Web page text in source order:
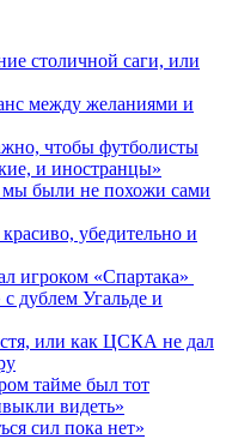
столичной саги, или
между желаниями и
чтобы футболисты
и иностранцы»
мы были не похожи сами
убедительно и
игроком «Спартака»
дублем Угальде и
или как ЦСКА не дал
тайме был тот
видеть»
сил пока нет»